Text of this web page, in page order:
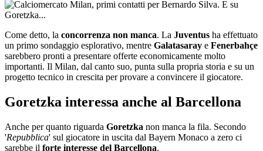
Come detto, la concorrenza non manca. La Juventus ha effettuato
un primo sondaggio esplorativo, mentre Galatasaray e Fenerbahçe
sarebbero pronti a presentare offerte economicamente molto
importanti. Il Milan, dal canto suo, punta sulla propria storia e su un
progetto tecnico in crescita per provare a convincere il giocatore.
Goretzka interessa anche al Barcellona
Anche per quanto riguarda Goretzka non manca la fila. Secondo
'Repubblica' sul giocatore in uscita dal Bayern Monaco a zero ci
sarebbe il forte interesse del Barcellona.